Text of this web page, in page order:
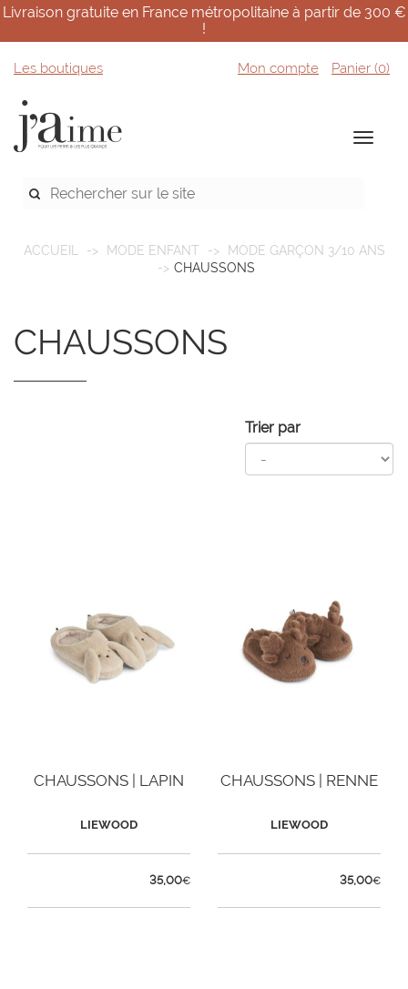
Livraison gratuite en France métropolitaine à partir de 300 €
!
Les boutiques Mon compte Panier (0)
ACCUEIL MODE ENFANT
MODE GARÇON 3/10 ANS
CHAUSSONS
CHAUSSONS
Trier par
CHAUSSONS | LAPIN
LIEWOOD
35,00€
CHAUSSONS | RENNE
LIEWOOD
35,00€